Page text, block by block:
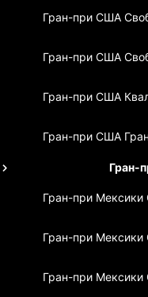
Гран-при США
Гран-при США
Гран-при США
Гран-при США
Гран-
Гран-при Мексики
Гран-при Мексики
Гран-при Мексики